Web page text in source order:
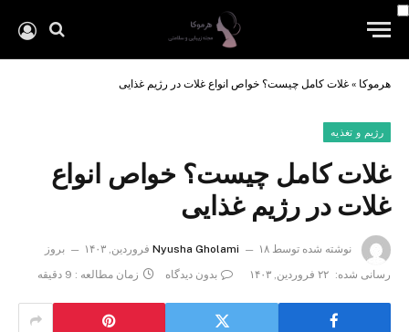
هرموکا » غلات کامل چیست؟ خواص انواع غلات در رژیم غذایی
رژیم و تغذیه
غلات کامل چیست؟ خواص انواع
غلات در رژیم غذایی
نوشته شده توسط Nyusha Gholami ۱۸ فروردین, ۱۴۰۳
بروز
رسانی شده: ۲۲ فروردین, ۱۴۰۳ بدون دیدگاه زمان مطالعه : 9 دقیقه